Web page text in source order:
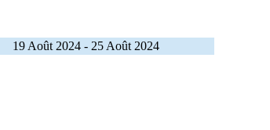
19 Août 2024 - 25 Août 2024